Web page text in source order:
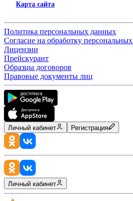
Карта сайта
Политика персональных данных
Согласие на обработку
Лицензии
Прейскурант
Образцы договоров
Правовые документы лиц
Личный кабинет Регистрация
Личный кабинет